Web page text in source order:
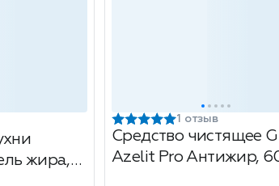
жира,
1 отзыв
Средство чистящее
Azelit Pro Антижир,